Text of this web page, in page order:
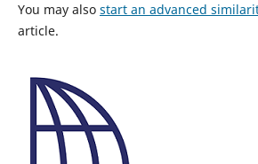
You may also start an advanced
article.